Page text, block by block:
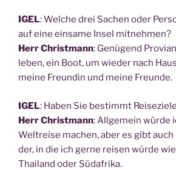
IGEL: Wel­che drei Sachen oder
auf eine ein­sa­me Insel mitnehmen?
Herr Christ­mann: Genü­gend
leben, ein Boot, um wie­der nach
mei­ne Freun­din und mei­ne Freunde.
IGEL: Haben Sie bestimmt
Herr Christ­mann: All­ge­mein wür­de
Welt­rei­se machen, aber es gibt
der, in die ich ger­ne rei­sen wür­de
Thai­land oder Südafrika.